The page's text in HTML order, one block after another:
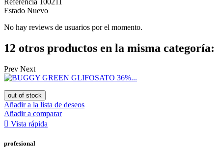
Estado Nuevo
No hay reviews de usuarios por el momento.
12 otros productos en la misma categoría:
Prev Next
out of stock
Añadir a la lista de deseos
Añadir a comparar
 Vista rápida
profesional